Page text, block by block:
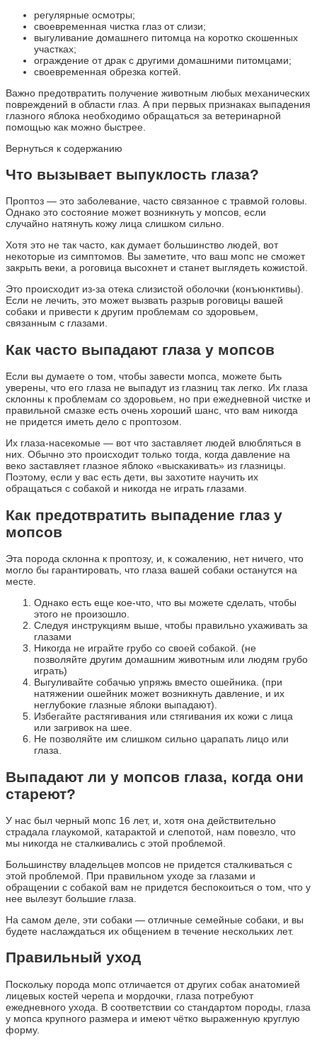
регулярные осмотры;
своевременная чистка глаз от слизи;
выгуливание домашнего питомца на коротко скошенных
участках;
ограждение от драк с другими домашними питомцами;
своевременная обрезка когтей.
Важно предотвратить получение животным любых механических
повреждений в области глаз. А при первых признаках выпадения
глазного яблока необходимо обращаться за ветеринарной
помощью как можно быстрее.
Вернуться к содержанию
Что вызывает выпуклость глаза?
Проптоз — это заболевание, часто связанное с травмой головы.
Однако это состояние может возникнуть у мопсов, если
случайно натянуть кожу лица слишком сильно.
Хотя это не так часто, как думает большинство людей, вот
некоторые из симптомов. Вы заметите, что ваш мопс не сможет
закрыть веки, а роговица высохнет и станет выглядеть кожистой.
Это происходит из-за отека слизистой оболочки (конъюнктивы).
Если не лечить, это может вызвать разрыв роговицы вашей
собаки и привести к другим проблемам со здоровьем,
связанным с глазами.
Как часто выпадают глаза у мопсов
Если вы думаете о том, чтобы завести мопса, можете быть
уверены, что его глаза не выпадут из глазниц так легко. Их глаза
склонны к проблемам со здоровьем, но при ежедневной чистке и
правильной смазке есть очень хороший шанс, что вам никогда
не придется иметь дело с проптозом.
Их глаза-насекомые — вот что заставляет людей влюбляться в
них. Обычно это происходит только тогда, когда давление на
веко заставляет глазное яблоко «выскакивать» из глазницы.
Поэтому, если у вас есть дети, вы захотите научить их
обращаться с собакой и никогда не играть глазами.
Как предотвратить выпадение глаз у
мопсов
Эта порода склонна к проптозу, и, к сожалению, нет ничего, что
могло бы гарантировать, что глаза вашей собаки останутся на
месте.
Однако есть еще кое-что, что вы можете сделать, чтобы
этого не произошло.
Следуя инструкциям выше, чтобы правильно ухаживать за
глазами
Никогда не играйте грубо со своей собакой. (не
позволяйте другим домашним животным или людям грубо
играть)
Выгуливайте собачью упряжь вместо ошейника. (при
натяжении ошейник может возникнуть давление, и их
неглубокие глазные яблоки выпадают).
Избегайте растягивания или стягивания их кожи с лица
или загривок на шее.
Не позволяйте им слишком сильно царапать лицо или
глаза.
Выпадают ли у мопсов глаза, когда они
стареют?
У нас был черный мопс 16 лет, и, хотя она действительно
страдала глаукомой, катарактой и слепотой, нам повезло, что
мы никогда не сталкивались с этой проблемой.
Большинству владельцев мопсов не придется сталкиваться с
этой проблемой. При правильном уходе за глазами и
обращении с собакой вам не придется беспокоиться о том, что у
нее вылезут большие глаза.
На самом деле, эти собаки — отличные семейные собаки, и вы
будете наслаждаться их общением в течение нескольких лет.
Правильный уход
Поскольку порода мопс отличается от других собак анатомией
лицевых костей черепа и мордочки, глаза потребуют
ежедневного ухода. В соответствии со стандартом породы, глаза
у мопса крупного размера и имеют чётко выраженную круглую
форму.